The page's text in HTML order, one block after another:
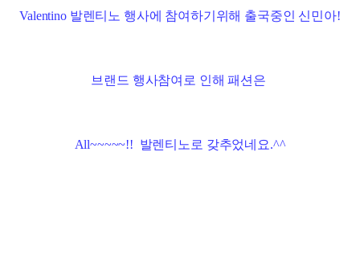
Valentino 발렌티노 행사에 참여하기위해 출국중인 신민아!
브랜드 행사참여로 인해 패션은
All~~~~~!! 발렌티노로 갖추었네요.^^